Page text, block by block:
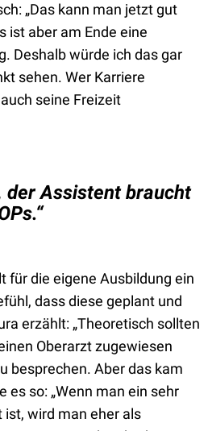
„Das kann man jetzt gut
ist aber am Ende eine
Deshalb würde ich das gar
sehen. Wer Karriere
seine Freizeit
der Assistent braucht
für die eigene Ausbildung ein
dass diese geplant und
erzählt: „Theoretisch sollten
Oberarzt zugewiesen
besprechen. Aber das kam
es so: „Wenn man ein sehr
wird man eher als